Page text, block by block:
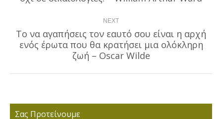
NEXT
Next
post:
Το να αγαπήσεις τον εαυτό σου είναι η αρχή
ενός έρωτα που θα κρατήσει μια ολόκληρη
ζωή – Oscar Wilde
Σας Προτείνουμε